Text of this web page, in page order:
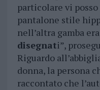
particolare vi
pantalone stile
nell’altra gamba
disegnati”,
Riguardo
donna, la persona
raccontato che